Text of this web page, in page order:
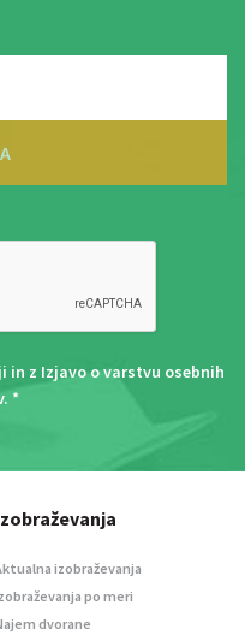
in z Izjavo o varstvu osebnih
. *
izobraževanja
po meri
dvorane